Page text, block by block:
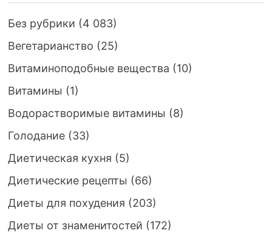
Без рубрики (4 083)
Вегетарианство (25)
Витаминоподобные вещества (10)
Витамины (1)
Водорастворимые витамины (8)
Голодание(33)
Диетическая кухня (5)
Диетические рецепты (66)
Диеты для похудения (203)
Диеты от знаменитостей (172)